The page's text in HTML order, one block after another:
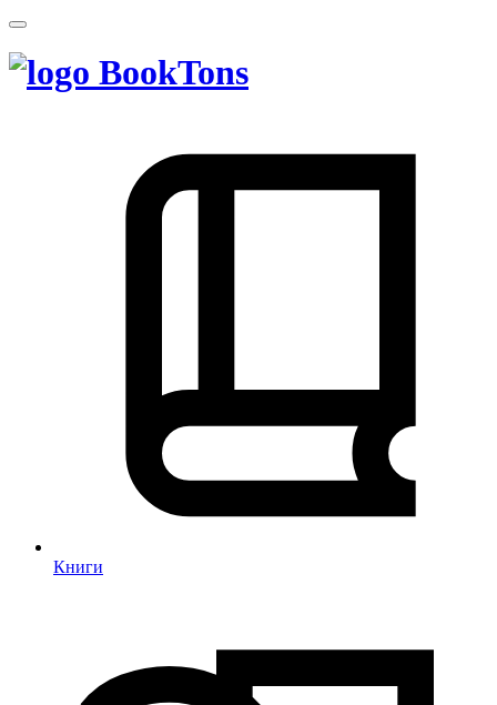
BookTons
Книги